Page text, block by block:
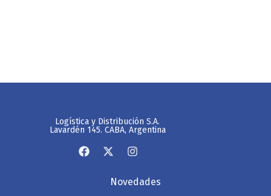
Logística y Distribución S.A.
Lavardén 145. CABA, Argentina
Novedades